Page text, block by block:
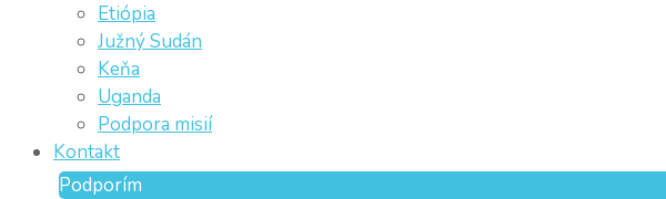
Etiópia
Južný Sudán
Keňa
Uganda
Podpora misií
Kontakt
Podporím